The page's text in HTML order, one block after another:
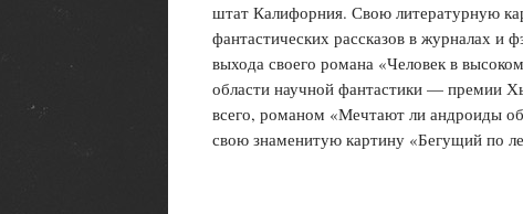
штат Калифорния. Свою литературную
фантастических рассказов в журналах и
выхода своего романа «Человек в
области научной фантастики — премии
всего, романом «Мечтают ли андроиды
свою знаменитую картину «Бегущий по